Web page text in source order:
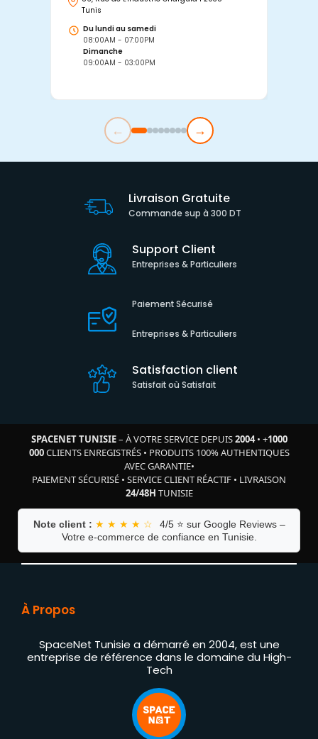
Tunis
Du lundi au samedi
08:00AM - 07:00PM
Dimanche
09:00AM - 03:00PM
← →
Livraison Gratuite
Commande sup à 300 DT
Support Client
Entreprises & Particuliers
Paiement Sécurisé
Entreprises & Particuliers
Satisfaction client
Satisfait où Satisfait
SPACENET TUNISIE– À VOTRE SERVICE DEPUIS2004• +1000
000CLIENTS ENREGISTRÉS• PRODUITS 100% AUTHENTIQUES
AVEC GARANTIE•
PAIEMENT SÉCURISÉ • SERVICE CLIENT RÉACTIF • LIVRAISON
24/48H TUNISIE
Note client : ★ ★ ★ ★ ☆
4/5 ⭐ sur Google Reviews –
Votre e-commerce de confiance en Tunisie.
À Propos
SpaceNet Tunisie a démarré en 2004, est une
entreprise de référence dans le domaine du High-
Tech